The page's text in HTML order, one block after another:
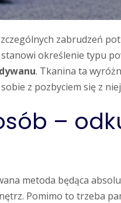
zabrudzeń
określenie typu
dywanu. Tkanina ta
z pozbyciem się z
–
metoda będąca
Pomimo to trzeba